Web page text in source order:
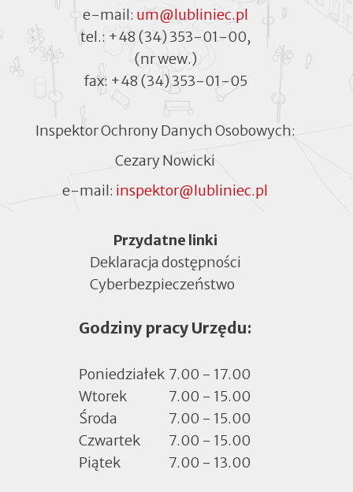
e-mail: um@lubliniec.pl
tel.: +48 (34) 353-01-00,
(nr wew.)
fax: +48 (34) 353-01-05
Inspektor Ochrony Danych Osobowych:
Cezary Nowicki
e-mail: inspektor@lubliniec.pl
MenuPrzydatne linki
Deklaracja dostępności
Cyberbezpieczeństwo
w
zakładce
Godziny pracy Urzędu:
Poniedziałek 7.00 - 17.00
Wtorek
7.00 - 15.00
Środa
7.00 - 15.00
Czwartek
7.00 - 15.00
Piątek
7.00 - 13.00